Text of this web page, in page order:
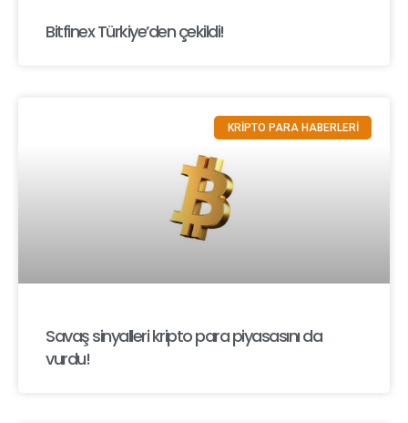
Bitfinex Türkiye’den çekildi!
KRİPTO PARA HABERLERİ
Savaş sinyalleri kripto para piyasasını da
vurdu!